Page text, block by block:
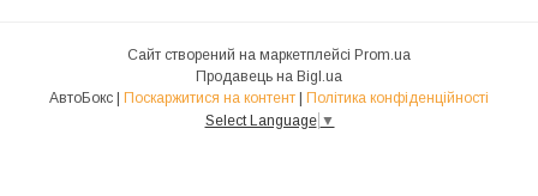
Сайт створений на маркетплейсі Prom.ua
Продавець на Bigl.ua
АвтоБокс | Поскаржитися на контент | Політика конфіденційності
Select Language ▼